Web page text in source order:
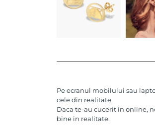
Pe ecranul mobilului sau
cele din realitate.
Daca te-au cucerit in online,
bine in realitate.